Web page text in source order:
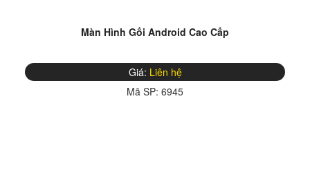
Màn Hình Gối Android Cao Cấp
Giá: Liên hệ
Mã SP: 6945